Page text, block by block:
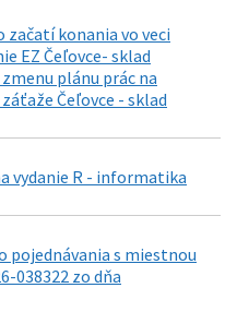
začatí konania vo veci
EZ Čeľovce- sklad
plánu prác na
Čeľovce - sklad
vydanie R - informatika
pojednávania s miestnou
038322 zo dňa